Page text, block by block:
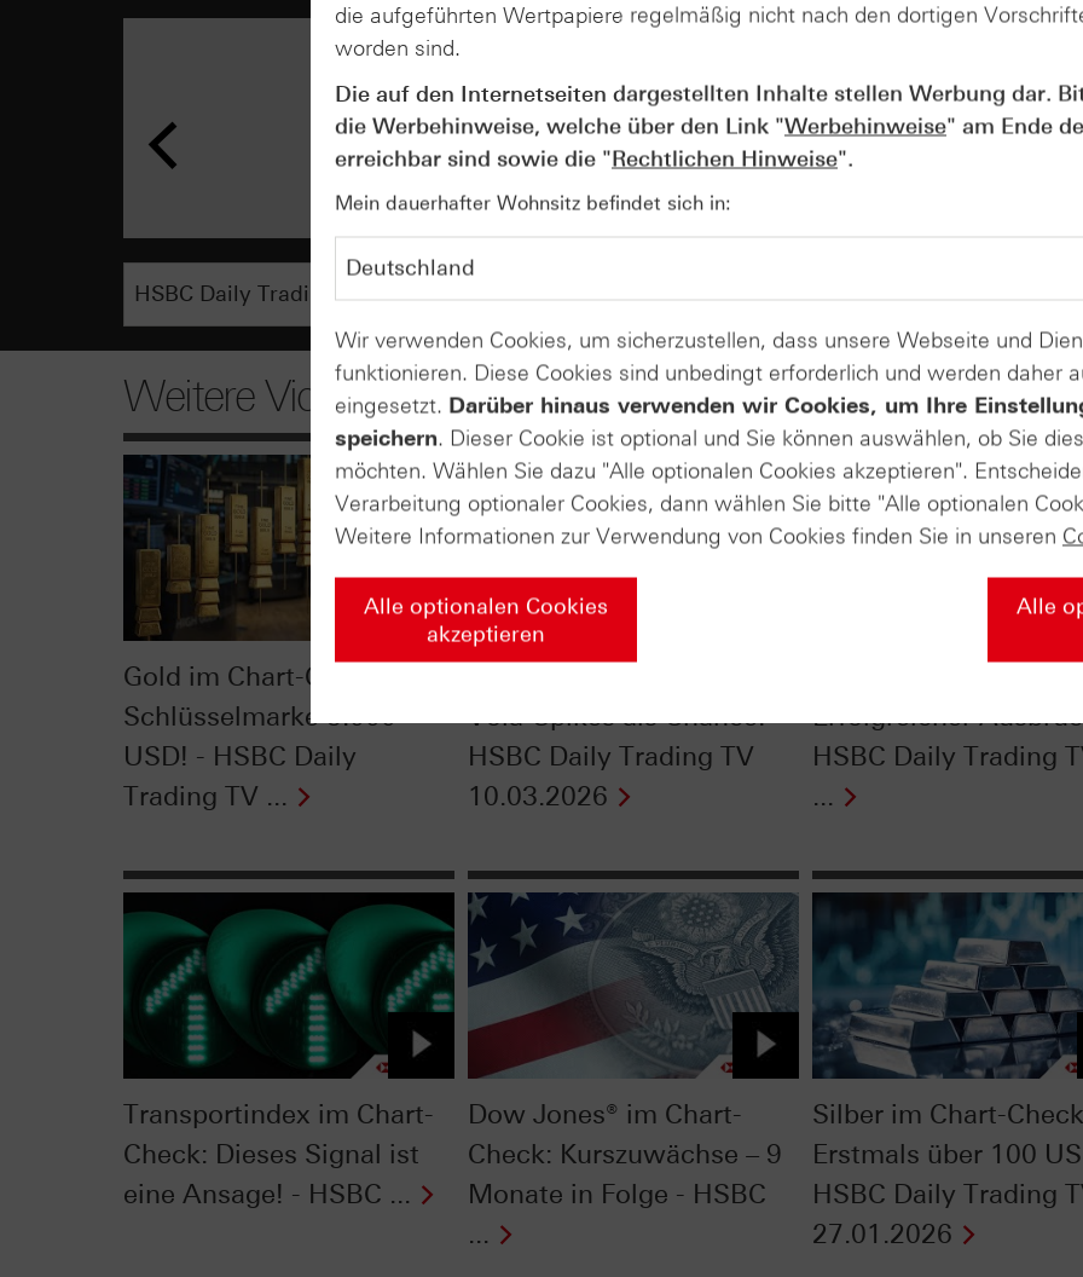
AUGUST
04
Der Blick ins Kleingedruckte:
Kündigungen bei Derivaten -
vom 04.08.2026
Weitere Videos
Gold im Chart-Check:
Schlüsselmarke 5.000
USD! - HSBC Daily
Trading TV ...
Vola-Spikes als Chance! -
HSBC Daily Trading TV
10.03.2026
Erfolgreicher
HSBC Daily Trading
...
Transportindex im Chart-
Check: Dieses Signal ist
eine Ansage! - HSBC ...
Dow Jones® im Chart-
Check: Kurszuwächse – 9
Monate in Folge - HSBC
...
Silber im Chart-
Erstmals über 100
HSBC Daily Trading
27.01.2026
die aufgeführten Wertpapiere regelmäßig nicht nach den dortigen
worden sind.
Die auf den Internetseiten dargestellten Inhalte stellen Werbung dar.
die Werbehinweise, welche über den Link "Werbehinweise" am Ende
erreichbar sind sowie die "Rechtlichen Hinweise".
Mein dauerhafter Wohnsitz befindet sich in:
Wir verwenden Cookies, um sicherzustellen, dass unsere Webseite und
funktionieren. Diese Cookies sind unbedingt erforderlich und werden daher
eingesetzt. Darüber hinaus verwenden wir Cookies, um Ihre
speichern. Dieser Cookie ist optional und Sie können auswählen, ob Sie
möchten. Wählen Sie dazu "Alle optionalen Cookies akzeptieren".
Verarbeitung optionaler Cookies, dann wählen Sie bitte "Alle optionalen
Weitere Informationen zur Verwendung von Cookies finden Sie in unseren
Alle optionalen Cookies
akzeptieren
Alle